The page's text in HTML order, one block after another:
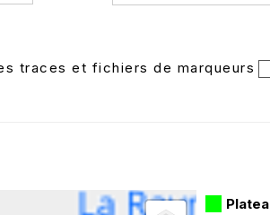
Dossier
traces et fichiers de marqueurs